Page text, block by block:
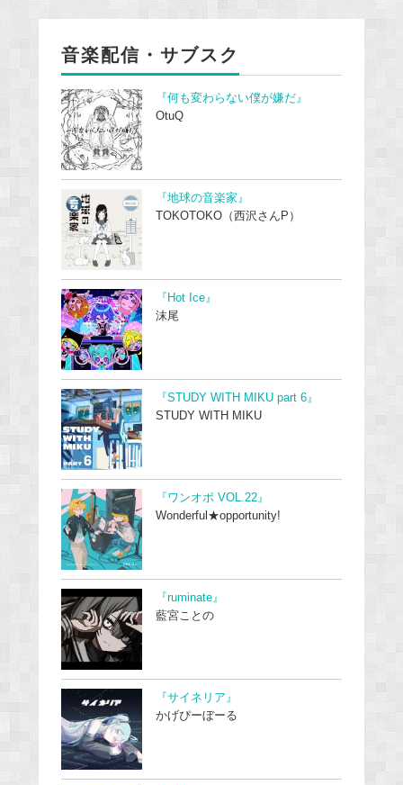
音楽配信・サブスク
『何も変わらない僕が嫌だ』
OtuQ
『地球の音楽家』
TOKOTOKO（西沢さんP）
『Hot Ice』
沫尾
『STUDY WITH MIKU part 6』
STUDY WITH MIKU
『ワンオポ VOL.22』
Wonderful★opportunity!
『ruminate』
藍宮ことの
『サイネリア』
かげぴーぼーる